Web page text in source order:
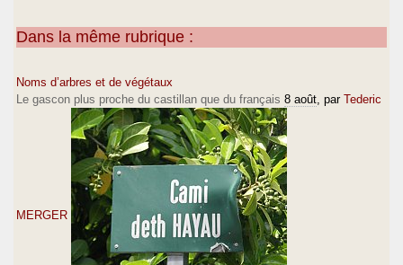
Dans la même rubrique :
Noms d’arbres et de végétaux
Le gascon plus proche du castillan que du français 8 août , par Tederic
MERGER